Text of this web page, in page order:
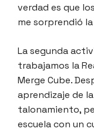
verdad es que
me sorprendió
La segunda
trabajamos la
Merge Cube.
aprendizaje de
talonamiento,
escuela con un